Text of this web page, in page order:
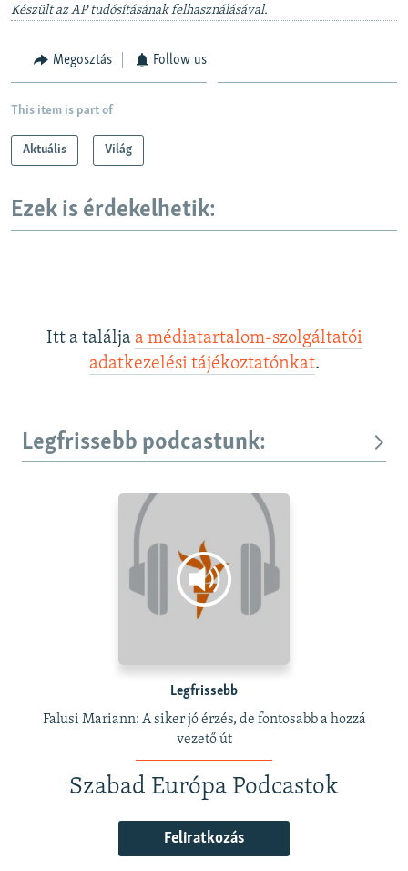
Készült az AP tudósításának felhasználásával.
Megosztás Follow us
This item is part of
Aktuális Világ
Ezek is érdekelhetik:
Itt a találja a médiatartalom-szolgáltatói
adatkezelési tájékoztatónkat.
Legfrissebb podcastunk:
Legfrissebb
Falusi Mariann: A siker jó érzés, de fontosabb a hozzá
vezető út
Szabad Európa Podcastok
Feliratkozás